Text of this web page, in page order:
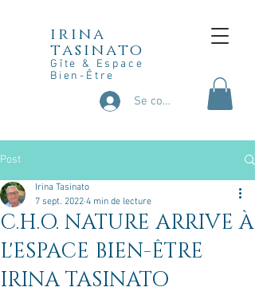
irina
tasinato
Gîte & Espace
Bien-Être
Se connecter
Post
C.H.O. NATURE ARRIVE À
L'ESPACE BIEN-ÊTRE
IRINA TASINATO
Irina Tasinato
7 sept. 2022 4 min de lecture